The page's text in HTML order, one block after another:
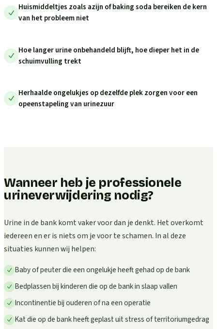
Huismiddeltjes zoals azijn of baking soda bereiken de kern
van het probleem niet
Hoe langer urine onbehandeld blijft, hoe dieper het in de
schuimvulling trekt
Herhaalde ongelukjes op dezelfde plek zorgen voor een
opeenstapeling van urinezuur
Wanneer heb je professionele
urineverwijdering nodig?
Urine in de bank komt vaker voor dan je denkt. Het overkomt
iedereen en er is niets om je voor te schamen. In al deze
situaties kunnen wij helpen:
Baby of peuter die een ongelukje heeft gehad op de bank
Bedplassen bij kinderen die op de bank in slaap vallen
Incontinentie bij ouderen of na een operatie
Kat die op de bank heeft geplast uit stress of territoriumgedrag